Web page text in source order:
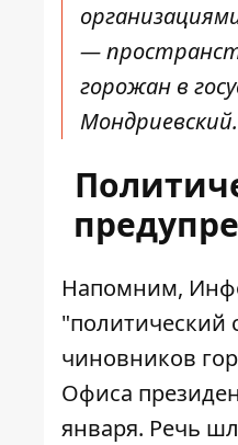
—
горожан в
Мондриевский.
Напомним,
"политический
чиновников
Офиса
января. Речь